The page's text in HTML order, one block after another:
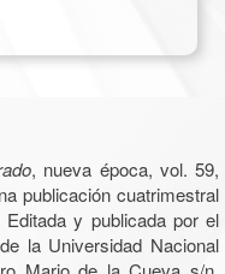
, nueva época, vol. 59,
publicación cuatrimestral
y publicada por el
la Universidad Nacional